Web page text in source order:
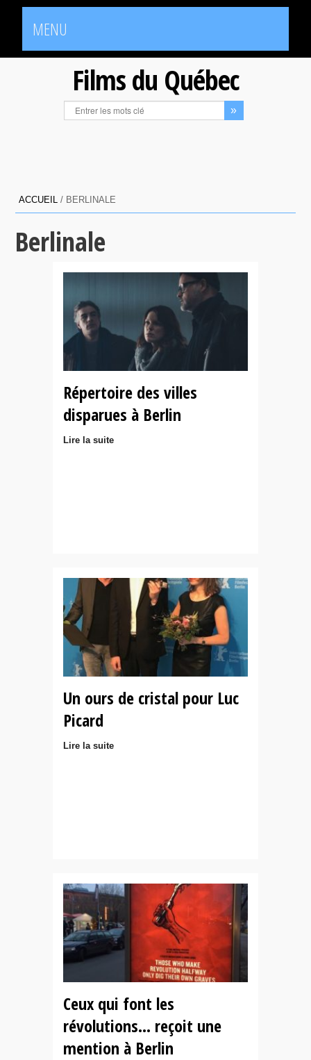
MENU
Films du Québec
ACCUEIL / BERLINALE
Berlinale
Répertoire des villes
disparues à Berlin
Lire la suite
Un ours de cristal pour Luc
Picard
Lire la suite
Ceux qui font les
révolutions… reçoit une
mention à Berlin